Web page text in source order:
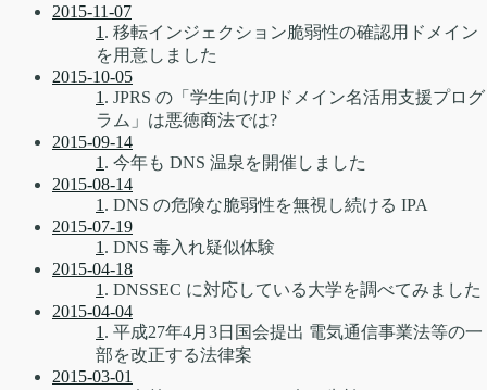
2015-11-07
1 . 移転インジェクション脆弱性の確認用ドメイン
を用意しました
2015-10-05
1 . JPRS の「学生向けJPドメイン名活用支援プログ
ラム」は悪徳商法では?
2015-09-14
1 . 今年も DNS 温泉を開催しました
2015-08-14
1 . DNS の危険な脆弱性を無視し続ける IPA
2015-07-19
1 . DNS 毒入れ疑似体験
2015-04-18
1 . DNSSEC に対応している大学を調べてみました
2015-04-04
1 . 平成27年4月3日国会提出 電気通信事業法等の一
部を改正する法律案
2015-03-01